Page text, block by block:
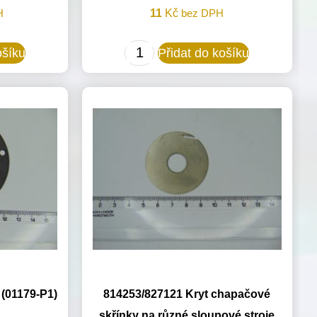
11 Kč bez DPH
813873
Kryt
(72402,72401,72410,72414)
množství
Přidat do košíku
P1)
814253/827121 Kryt chapačové